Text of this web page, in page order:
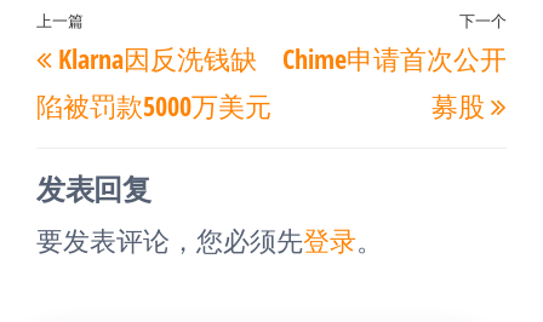
文
章
导
上
一
篇
文
上一篇
Klarna因反洗钱缺
陷被罚款5000万美元
下
下一个
Chime申请首次公开
募股
发表回复
要发表评论，您必须先登录。